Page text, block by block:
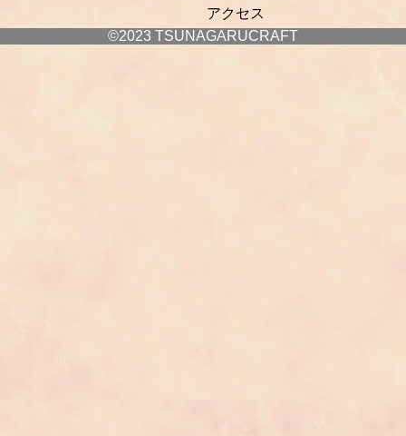
アクセス
©2023 TSUNAGARUCRAFT